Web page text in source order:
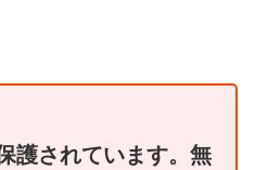
護されています。無